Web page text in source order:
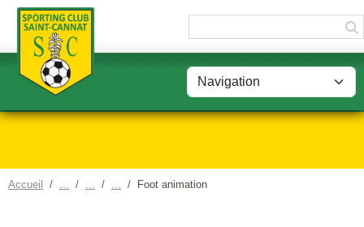
Accueil Foot animation
Panneau de gestion des cookies